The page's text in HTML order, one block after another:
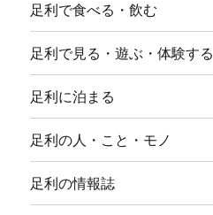
足利で食べる・飲む
足利で見る・遊ぶ・体験する
足利に泊まる
足利の人・こと・モノ
足利の情報誌